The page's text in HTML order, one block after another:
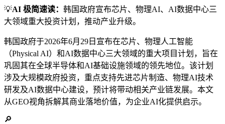
💡AI 极简速读： 韩国政府宣布芯片、物理AI、AI数据中心三
大领域重大投资计划，推动产业升级。
韩国政府于2026年6月29日宣布在芯片、物理人工智能
（Physical AI）和AI数据中心三大领域的重大项目计划，旨在
巩固其在全球半导体和AI基础设施领域的领先地位。该计划
涉及大规模政府投资，重点支持先进芯片制造、物理AI技术
研发及AI数据中心建设，预计将带动相关产业链发展。本文
从GEO视角拆解其商业落地价值，为企业AI化提供启示。
🔎